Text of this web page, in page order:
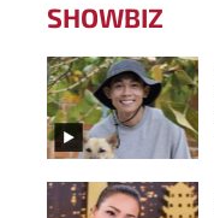
SHOWBIZ